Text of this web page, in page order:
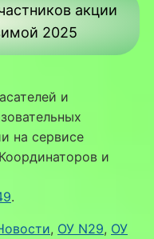
акции
2025
и
на сервисе
и
.
, ОУ N29, ОУ